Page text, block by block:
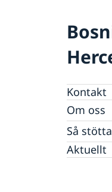
Kontakt
Om oss
Data
Så
Vi är en
Team
Aktuellt